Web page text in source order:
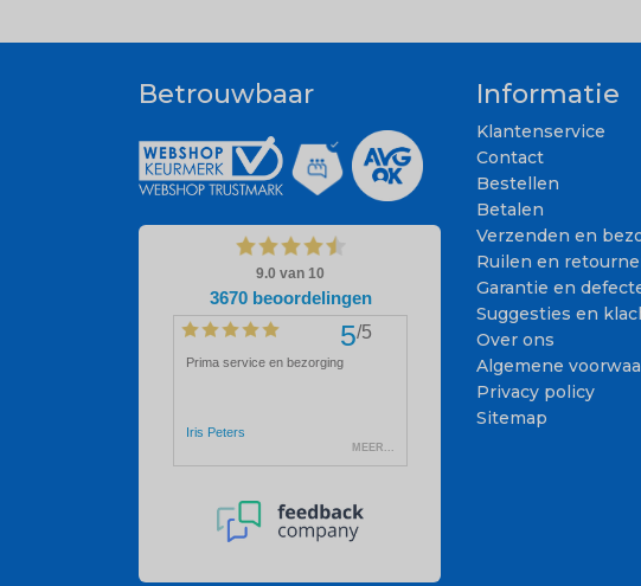
Betrouwbaar Informatie
Klantenservice
Contact
Bestellen
Betalen
Verzenden en
Ruilen en
Garantie en
Suggesties en
Over ons
Algemene
Privacy policy
Sitemap